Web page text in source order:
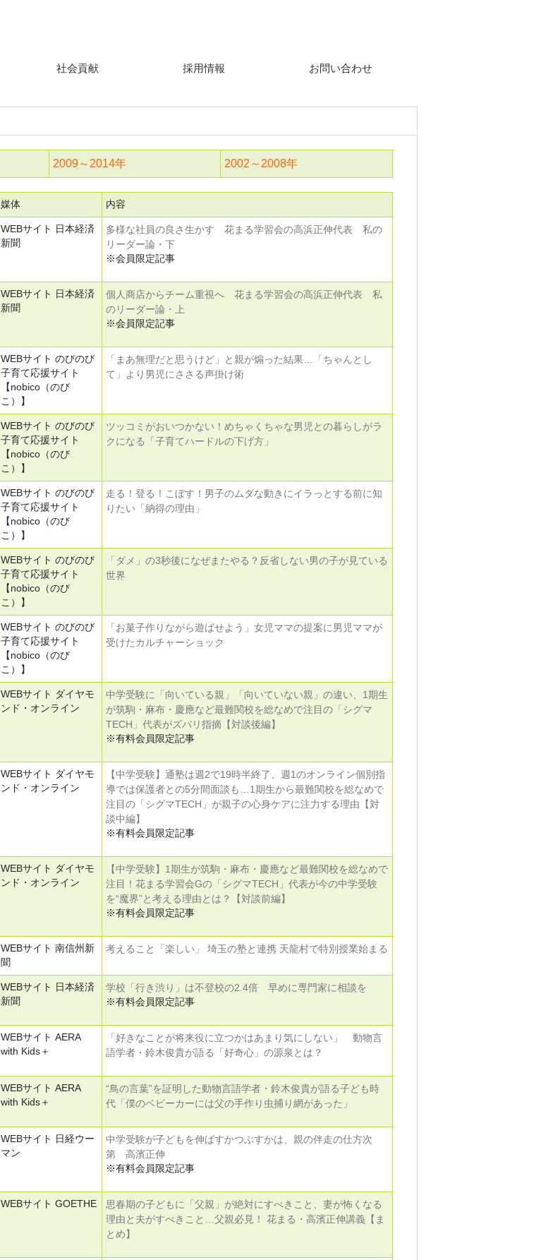
社会貢献 採用情報 お問い合わせ
2009～2014年 2002～2008年
媒体 内容
WEBサイト 日本経済
新聞
多様な社員の良さ生かす 花まる学習会の高浜正伸代表 私の
リーダー論・下
※会員限定記事
WEBサイト 日本経済
新聞
個人商店からチーム重視へ 花まる学習会の高浜正伸代表 私
のリーダー論・上
※会員限定記事
WEBサイト のびのび
子育て応援サイト
【nobico（のび
こ）】
「まあ無理だと思うけど」と親が煽った結果…「ちゃんとし
て」より男児にささる声掛け術
WEBサイト のびのび
子育て応援サイト
【nobico（のび
こ）】
ツッコミがおいつかない！めちゃくちゃな男児との暮らしがラ
クになる「子育てハードルの下げ方」
WEBサイト のびのび
子育て応援サイト
【nobico（のび
こ）】
走る！登る！こぼす！男子のムダな動きにイラっとする前に知
りたい「納得の理由」
WEBサイト のびのび
子育て応援サイト
【nobico（のび
こ）】
「ダメ」の3秒後になぜまたやる？反省しない男の子が見ている
世界
WEBサイト のびのび
子育て応援サイト
【nobico（のび
こ）】
「お菓子作りながら遊ばせよう」女児ママの提案に男児ママが
受けたカルチャーショック
WEBサイト ダイヤモ
ンド・オンライン
中学受験に「向いている親」「向いていない親」の違い、1期生
が筑駒・麻布・慶應など最難関校を総なめで注目の「シグマ
TECH」代表がズバリ指摘【対談後編】
※有料会員限定記事
WEBサイト ダイヤモ
ンド・オンライン
【中学受験】通塾は週2で19時半終了、週1のオンライン個別指
導では保護者との5分間面談も…1期生から最難関校を総なめで
注目の「シグマTECH」が親子の心身ケアに注力する理由【対
談中編】
※有料会員限定記事
WEBサイト ダイヤモ
ンド・オンライン
【中学受験】1期生が筑駒・麻布・慶應など最難関校を総なめで
注目！花まる学習会Gの「シグマTECH」代表が今の中学受験
を“魔界”と考える理由とは？【対談前編】
※有料会員限定記事
WEBサイト 南信州新
聞
考えること「楽しい」 埼玉の塾と連携 天龍村で特別授業始まる
WEBサイト 日本経済
新聞
学校「行き渋り」は不登校の2.4倍 早めに専門家に相談を
※有料会員限定記事
WEBサイト AERA
with Kids＋
「好きなことが将来役に立つかはあまり気にしない」 動物言
語学者・鈴木俊貴が語る「好奇心」の源泉とは？
WEBサイト AERA
with Kids＋
“鳥の言葉”を証明した動物言語学者・鈴木俊貴が語る子ども時
代「僕のベビーカーには父の手作り虫捕り網があった」
WEBサイト 日経ウー
マン
中学受験が子どもを伸ばすかつぶすかは、親の伴走の仕方次
第 高濱正伸
※有料会員限定記事
WEBサイト GOETHE
思春期の子どもに「父親」が絶対にすべきこと、妻が怖くなる
理由と夫がすべきこと…父親必見！ 花まる・高濱正伸講義【ま
とめ】